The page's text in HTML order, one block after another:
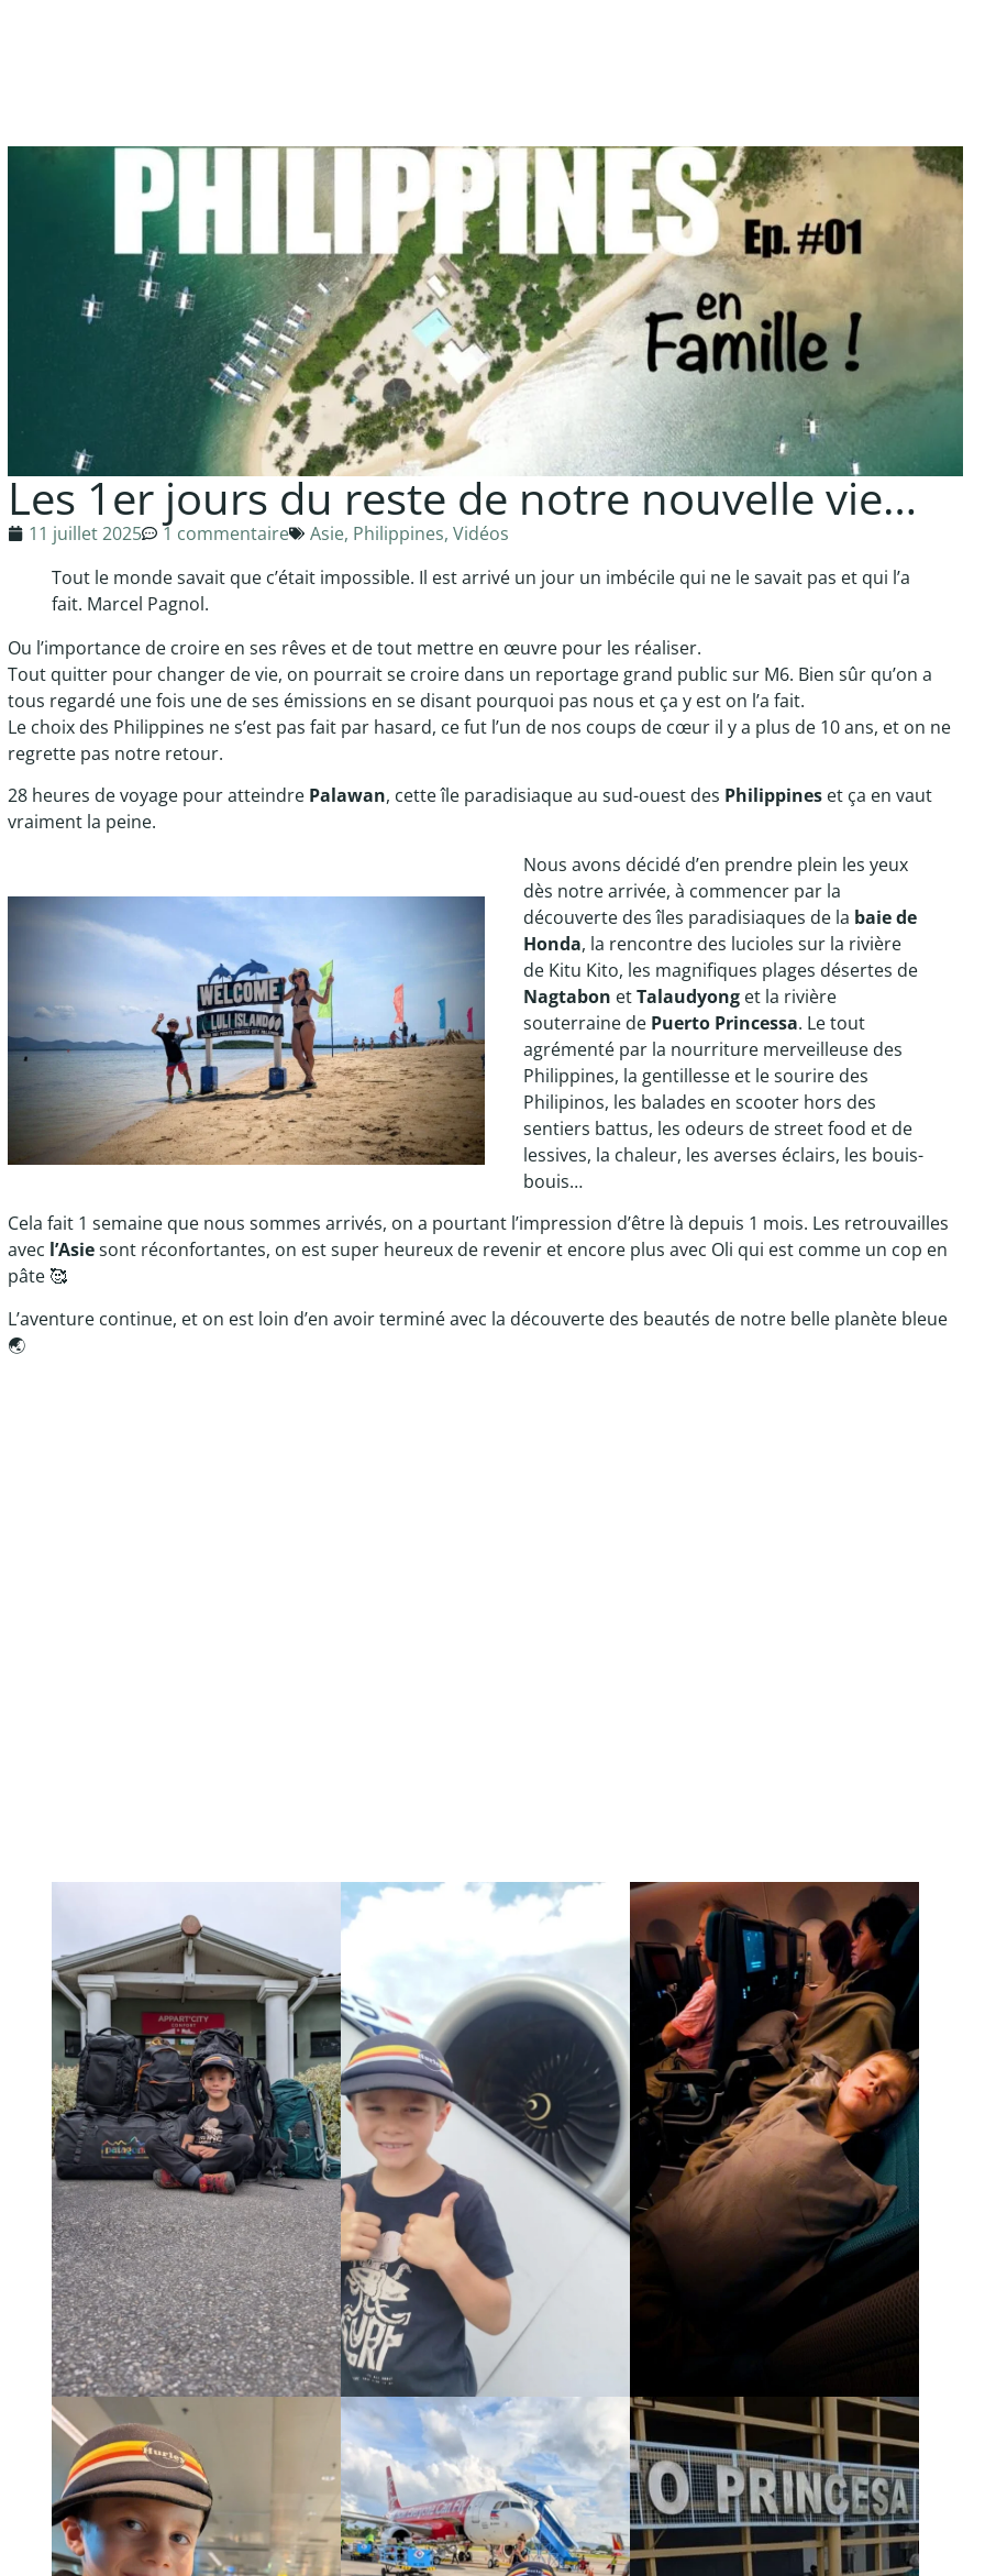
Les 1er jours du reste de notre nouvelle vie…
11 juillet 2025 1 commentaire Asie, Philippines, Vidéos
Tout le monde savait que c’était impossible. Il est arrivé un jour un imbécile qui ne le savait pas et qui l’a
fait. Marcel Pagnol.
Ou l’importance de croire en ses rêves et de tout mettre en œuvre pour les réaliser.
Tout quitter pour changer de vie, on pourrait se croire dans un reportage grand public sur M6. Bien sûr qu’on a
tous regardé une fois une de ses émissions en se disant pourquoi pas nous et ça y est on l’a fait.
Le choix des Philippines ne s’est pas fait par hasard, ce fut l’un de nos coups de cœur il y a plus de 10 ans, et on ne
regrette pas notre retour.
28 heures de voyage pour atteindre Palawan, cette île paradisiaque au sud-ouest des Philippineset ça en vaut
vraiment la peine.
Nous avons décidé d’en prendre plein les yeux
dès notre arrivée, à commencer par la
découverte des îles paradisiaques de la baie de
Honda, la rencontre des lucioles sur la rivière
de Kitu Kito, les magnifiques plages désertes de
Nagtabon etTalaudyong et la rivière
souterraine de Puerto Princessa. Le tout
agrémenté par la nourriture merveilleuse des
Philippines, la gentillesse et le sourire des
Philipinos, les balades en scooter hors des
sentiers battus, les odeurs de street food et de
lessives, la chaleur, les averses éclairs, les bouis-
bouis…
Cela fait 1 semaine que nous sommes arrivés, on a pourtant l’impression d’être là depuis 1 mois. Les retrouvailles
avec l’Asiesont réconfortantes, on est super heureux de revenir et encore plus avec Oli qui est comme un cop en
pâte 🥰
L’aventure continue, et on est loin d’en avoir terminé avec la découverte des beautés de notre belle planète bleue
🌏